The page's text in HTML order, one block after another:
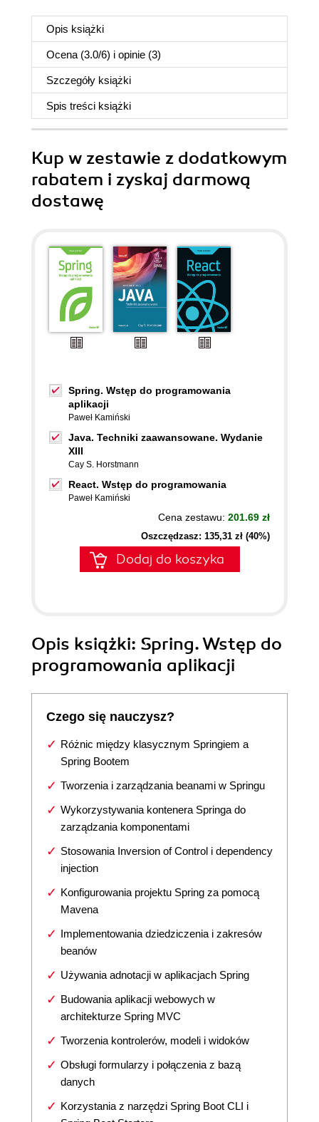
Opis książki
Ocena (3.0/6) i opinie (3)
Szczegóły książki
Spis treści książki
Kup w zestawie z dodatkowym
rabatem i zyskaj darmową
dostawę
Spring. Wstęp do programowania
aplikacji
Paweł Kamiński
Java. Techniki zaawansowane. Wydanie
XIII
Cay S. Horstmann
React. Wstęp do programowania
Paweł Kamiński
Cena zestawu: 201.69 zł
Oszczędzasz: 135,31 zł (40%)
Dodaj do koszyka
Opis książki: Spring. Wstęp do
programowania aplikacji
Czego się nauczysz?
Różnic między klasycznym Springiem a
Spring Bootem
Tworzenia i zarządzania beanami w Springu
Wykorzystywania kontenera Springa do
zarządzania komponentami
Stosowania Inversion of Control i dependency
injection
Konfigurowania projektu Spring za pomocą
Mavena
Implementowania dziedziczenia i zakresów
beanów
Używania adnotacji w aplikacjach Spring
Budowania aplikacji webowych w
architekturze Spring MVC
Tworzenia kontrolerów, modeli i widoków
Obsługi formularzy i połączenia z bazą
danych
Korzystania z narzędzi Spring Boot CLI i